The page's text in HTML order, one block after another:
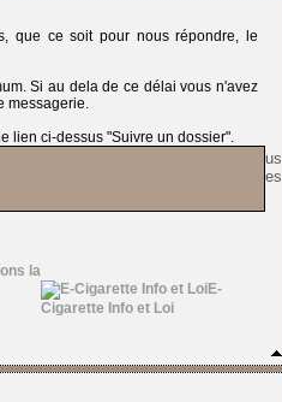
que ce soit pour nous répondre, le
Si au dela de ce délai vous n'avez
messagerie.
lien ci-dessus "Suivre un dossier".
la
E-
Cigarette Info et Loi
les deux arômes que vous
en zéro nicotine pour découvrir les